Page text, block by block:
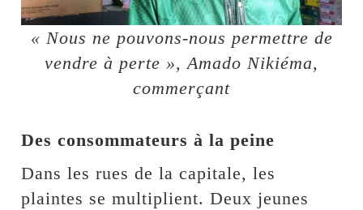
« Nous ne pouvons-nous permettre de
vendre à perte », Amado Nikiéma,
commerçant
Des consommateurs à la peine
Dans les rues de la capitale, les
plaintes se multiplient. Deux jeunes